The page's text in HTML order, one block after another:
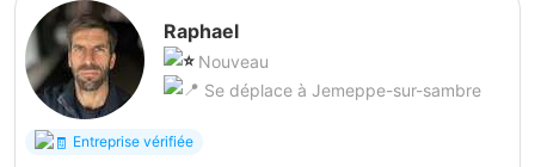
Raphael
Nouveau
Se déplace à Jemeppe-sur-sambre
Entreprise vérifiée